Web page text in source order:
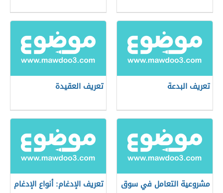
تعريف البدعة تعريف العقيدة
مشروعية التعامل في سوق
تعريف الإدغام: أنواع الإدغام